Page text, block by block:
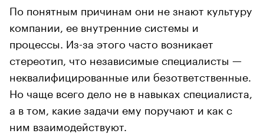
По понятным причинам они не знают культуру
компании, ее внутренние системы и
процессы. Из-за этого часто возникает
стереотип, что независимые специалисты —
неквалифицированные или безответственные.
Но чаще всего дело не в навыках специалиста,
а в том, какие задачи ему поручают и как с
ним взаимодействуют.